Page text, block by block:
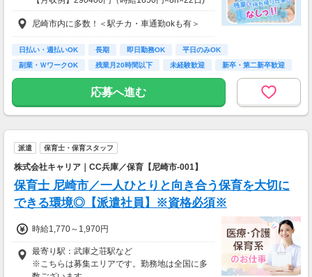
7：00～19：00で1日4ｈ～、週3～5日(週20h
以上)
★シフト例：9-18時、7-11時、8-12時、9-16時
など
間など相談OK！
★短期2ヶ月～長期歓迎！
尼崎市内に多数！＜駅チカ・車通勤okも有＞
日払い・週払いOK 長期 即日勤務OK
平日のみOK
副業・ＷワークOK
残業月20時間以下 未経験歓迎
新卒・第二新卒歓迎
フリーター歓迎
応募へ進む
派遣 保育士・保育スタッフ
株式会社キャリア｜CC兵庫／保育【尼崎市-001】
保育士 尼崎市／一人ひとりと向き合う保育を大切に
できる環境◎【派遣社員】※資格必須※
時給1,770～1,970円
最寄り駅：武庫之荘駅など
※こちらは募集エリアです。勤務地は全国に多